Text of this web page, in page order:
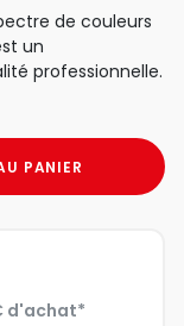
de couleurs
un
professionnelle.
PANIER
d'achat*